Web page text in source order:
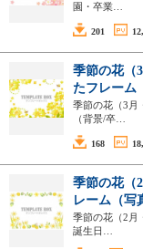
園・卒業…
201
季節の花（
たフレーム
季節の花（3月
（背景/卒…
168
季節の花（
レーム（写
季節の花（2月
誕生日…